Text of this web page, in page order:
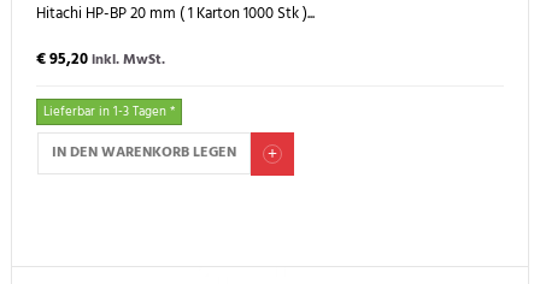
Hitachi HP-BP 20 mm ( 1 Karton 1000 Stk )...
€ 95,20inkl. MwSt.
Lieferbar in 1-3 Tagen *
IN DEN WARENKORB LEGEN